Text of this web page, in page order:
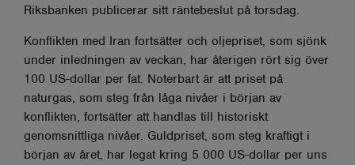
Riksbanken publicerar sitt räntebeslut på torsdag.
Konflikten med Iran fortsätter och oljepriset, som sjönk
under inledningen av veckan, har återigen rört sig över
100 US-dollar per fat. Noterbart är att priset på
naturgas, som steg från låga nivåer i början av
konflikten, fortsätter att handlas till historiskt
genomsnittliga nivåer. Guldpriset, som steg kraftigt i
början av året, har legat kring 5 000 US-dollar per uns